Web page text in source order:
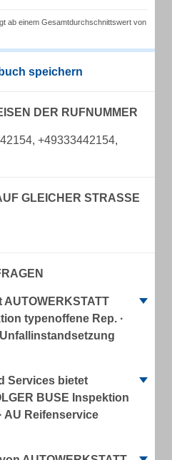
ab einem Gesamtdurchschnittswert von
speichern
DER RUFNUMMER
+49333442154,
GLEICHER STRASSE
typenoffene Rep. ·
Services bietet
BUSE Inspektion
AU Reifenservice